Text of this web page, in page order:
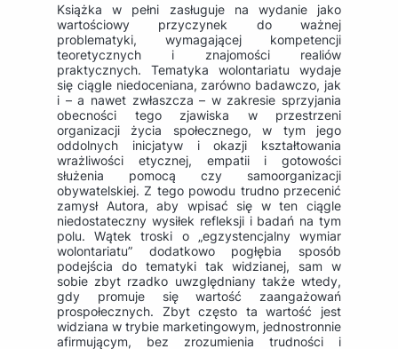
Książka w pełni zasługuje na wydanie jako
wartościowy przyczynek do ważnej
problematyki, wymagającej kompetencji
teoretycznych i znajomości realiów
praktycznych. Tematyka wolontariatu wydaje
się ciągle niedoceniana, zarówno badawczo, jak
i – a nawet zwłaszcza – w zakresie sprzyjania
obecności tego zjawiska w przestrzeni
organizacji życia społecznego, w tym jego
oddolnych inicjatyw i okazji kształtowania
wrażliwości etycznej, empatii i gotowości
służenia pomocą czy samoorganizacji
obywatelskiej. Z tego powodu trudno przecenić
zamysł Autora, aby wpisać się w ten ciągle
niedostateczny wysiłek refleksji i badań na tym
polu. Wątek troski o „egzystencjalny wymiar
wolontariatu” dodatkowo pogłębia sposób
podejścia do tematyki tak widzianej, sam w
sobie zbyt rzadko uwzględniany także wtedy,
gdy promuje się wartość zaangażowań
prospołecznych. Zbyt często ta wartość jest
widziana w trybie marketingowym, jednostronnie
afirmującym, bez zrozumienia trudności i